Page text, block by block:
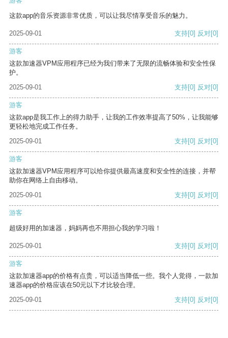
这款app的音乐资源非常优质，可以让我尽情享受音乐的魅力。
2025-09-01 支持[0] 反对[0]
游客
这款加速器VPM应用程序已经为我们带来了无限的流畅体验和安全性保
护。
2025-09-01
支持[0] 反对[0]
游客
这款app是我工作上的得力助手，让我的工作效率提高了50%，让我能够
更轻松地完成工作任务。
2025-09-01
支持[0] 反对[0]
游客
这款加速器VPM应用程序可以给你提供最高速度和安全性的连接，并帮
助你在网络上自由移动。
2025-09-01
支持[0] 反对[0]
游客
超级好用的加速器，妈妈再也不用担心我的学习啦！
2025-09-01 支持[0] 反对[0]
游客
这款加速器app的价格有点贵，可以适当降低一些。我个人觉得，一款加
速器app的价格应该在50元以下才比较合理。
2025-09-01
支持[0] 反对[0]